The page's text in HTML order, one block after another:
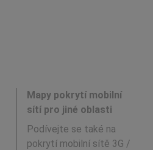
Mapy pokrytí mobilní
sítí pro jiné oblasti
Podívejte se také na
pokrytí mobilní sítě 3G /